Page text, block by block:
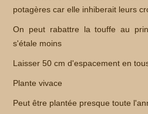
potagères car elle inhiberait leurs
On peut rabattre la touffe au
s'étale moins
Laisser 50 cm d'espacement en
Plante vivace
Peut être plantée presque toute